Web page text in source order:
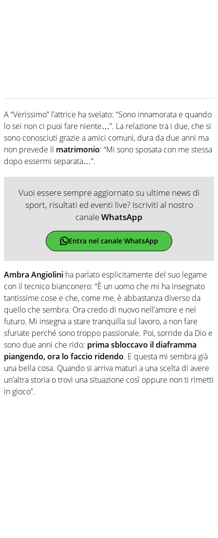
A “Verissimo” l’attrice ha svelato: “Sono innamorata e quando
lo sei non ci puoi fare niente…”. La relazione tra i due, che si
sono conosciuti grazie a amici comuni, dura da due anni ma
non prevede il matrimonio: “Mi sono sposata con me stessa
dopo essermi separata…”.
Vuoi essere sempre aggiornato su ultime news di
sport, risultati ed eventi live? Iscriviti al nostro
canaleWhatsApp
Entra nel canale WhatsApp
Ambra Angiolini ha parlato esplicitamente del suo legame
con il tecnico bianconero: “È un uomo che mi ha insegnato
tantissime cose e che, come me, è abbastanza diverso da
quello che sembra. Ora credo di nuovo nell’amore e nel
futuro. Mi insegna a stare tranquilla sul lavoro, a non fare
sfuriate perché sono troppo passionale. Poi, sorride da Dio e
sono due anni che rido: prima sbloccavo il diaframma
piangendo, ora lo faccio ridendo. E questa mi sembra già
una bella cosa. Quando si arriva maturi a una scelta di avere
un’altra storia o trovi una situazione così oppure non ti rimetti
in gioco”.